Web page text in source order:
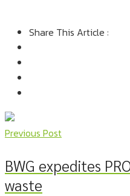
Share This Article :
Previous Post
BWG expedites
waste